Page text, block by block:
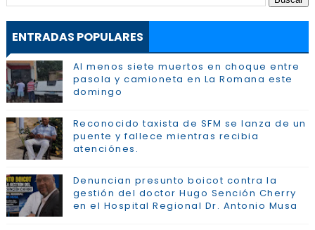
ENTRADAS POPULARES
Al menos siete muertos en choque entre
pasola y camioneta en La Romana este
domingo
Reconocido taxista de SFM se lanza de un
puente y fallece mientras recibia
atenciónes.
Denuncian presunto boicot contra la
gestión del doctor Hugo Sención Cherry
en el Hospital Regional Dr. Antonio Musa